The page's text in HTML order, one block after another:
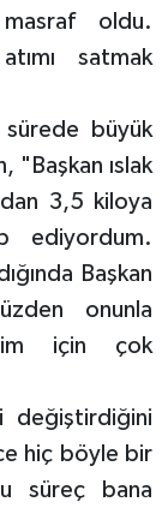
oldu.
satmak
sürede büyük
"Başkan ıslak
3,5 kiloya
ediyordum.
Başkan
onunla
için çok
değiştirdiğini
hiç böyle bir
süreç bana